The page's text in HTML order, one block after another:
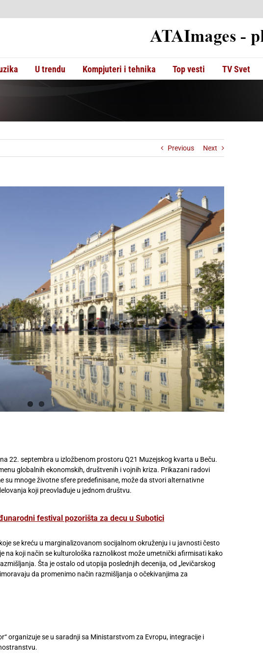
U trendu Kompjuteri i tehnika Top vesti TV Svet
Previous Next
22. septembra u izložbenom prostoru Q21 Muzejskog kvarta u Beču.
globalnih ekonomskih, društvenih i vojnih kriza. Prikazani radovi
su mnoge životne sfere predefinisane, može da stvori alternativne
koji preovlađuje u jednom društvu.
festival pozorišta za decu u Subotici
se kreću u marginalizovanom socijalnom okruženju i u javnosti često
na koji način se kulturološka raznolikost može umetnički afirmisati kako
Šta je ostalo od utopija poslednjih decenija, od „levičarskog
da promenimo način razmišljanja o očekivanjima za
organizuje se u saradnji sa Ministarstvom za Evropu, integracije i